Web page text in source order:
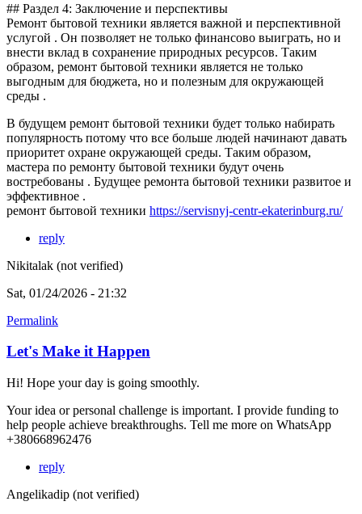
## Раздел 4: Заключение и перспективы
Ремонт бытовой техники является важной и перспективной
услугой . Он позволяет не только финансово выиграть, но и
внести вклад в сохранение природных ресурсов. Таким
образом, ремонт бытовой техники является не только
выгодным для бюджета, но и полезным для окружающей
среды .
В будущем ремонт бытовой техники будет только набирать
популярность потому что все больше людей начинают давать
приоритет охране окружающей среды. Таким образом,
мастера по ремонту бытовой техники будут очень
востребованы . Будущее ремонта бытовой техники развитое и
эффективное .
ремонт бытовой техники https://servisnyj-centr-ekaterinburg.ru/
reply
Nikitalak (not verified)
Sat, 01/24/2026 - 21:32
Permalink
Let's Make it Happen
Hi! Hope your day is going smoothly.
Your idea or personal challenge is important. I provide funding to
help people achieve breakthroughs. Tell me more on WhatsApp
+380668962476
reply
Angelikadip (not verified)